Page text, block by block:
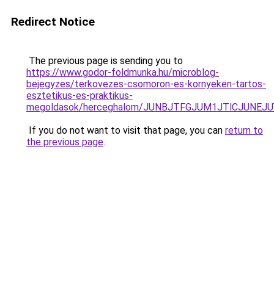
Redirect Notice
The previous page is sending you to
https://www.godor-foldmunka.hu/microblog-
bejegyzes/terkovezes-csomoron-es-kornyeken-tartos-
esztetikus-es-praktikus-
megoldasok/herceghalom/
If you do not want to visit that page, you can return to
the previous page.